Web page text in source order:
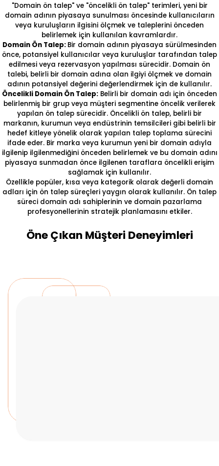
"Domain ön talep" ve "öncelikli ön talep" terimleri, yeni bir
domain adının piyasaya sunulması öncesinde kullanıcıların
veya kuruluşların ilgisini ölçmek ve taleplerini önceden
belirlemek için kullanılan kavramlardır.
Domain Ön Talep: Bir domain adının piyasaya sürülmesinden
önce, potansiyel kullanıcılar veya kuruluşlar tarafından talep
edilmesi veya rezervasyon yapılması sürecidir. Domain ön
talebi, belirli bir domain adına olan ilgiyi ölçmek ve domain
adının potansiyel değerini değerlendirmek için de kullanılır.
Öncelikli Domain Ön Talep: Belirli bir domain adı için önceden
belirlenmiş bir grup veya müşteri segmentine öncelik verilerek
yapılan ön talep sürecidir. Öncelikli ön talep, belirli bir
markanın, kurumun veya endüstrinin temsilcileri gibi belirli bir
hedef kitleye yönelik olarak yapılan talep toplama sürecini
ifade eder. Bir marka veya kurumun yeni bir domain adıyla
ilgilenip ilgilenmediğini önceden belirlemek ve bu domain adını
piyasaya sunmadan önce ilgilenen taraflara öncelikli erişim
sağlamak için kullanılır.
Özellikle popüler, kısa veya kategorik olarak değerli domain
adları için ön talep süreçleri yaygın olarak kullanılır. Ön talep
süreci domain adı sahiplerinin ve domain pazarlama
profesyonellerinin stratejik planlamasını etkiler.
Öne Çıkan Müşteri Deneyimleri